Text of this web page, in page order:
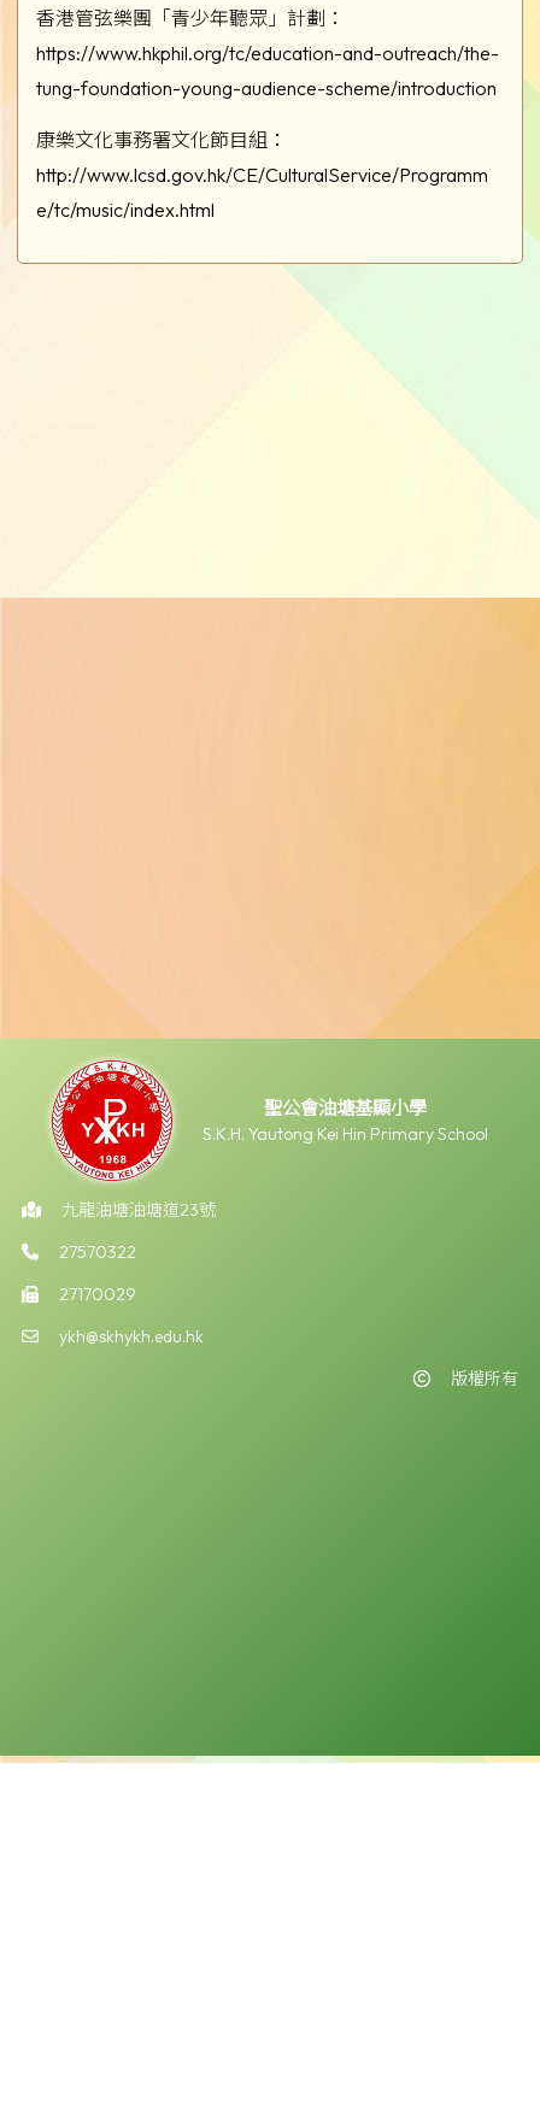
香港管弦樂團「青少年聽眾」計劃：
https://www.hkphil.org/tc/education-and-outreach/the-
tung-foundation-young-audience-scheme/introduction
康樂文化事務署文化節目組：
http://www.lcsd.gov.hk/CE/CulturalService/Programm
e/tc/music/index.html
聖公會油塘基顯小學
S.K.H. Yautong Kei Hin Primary School
九龍油塘油塘道23號
27570322
27170029
ykh@skhykh.edu.hk
版權所有